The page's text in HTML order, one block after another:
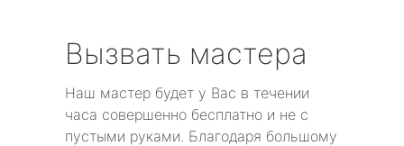
Вызвать мастера
Наш мастер будет у Вас в течении
часа совершенно бесплатно и не с
пустыми руками. Благодаря большому